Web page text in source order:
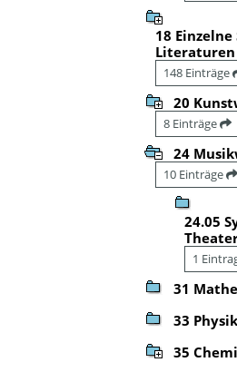
18
Literaturen
148 Einträge
20
8 Einträge
24
10 Einträge
24.05
1
31
33 Physik
35